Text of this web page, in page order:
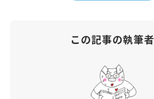
この記事の執筆者